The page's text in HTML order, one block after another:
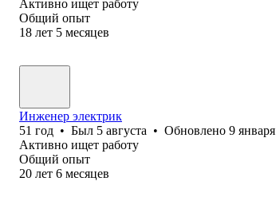
Активно ищет работу
Общий опыт
18 лет 5 месяцев
Инженер электрик
51 год • Был 5 августа • Обновлено 9 января
Активно ищет работу
Общий опыт
20 лет 6 месяцев